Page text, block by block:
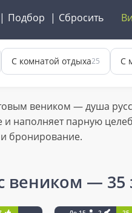
Подбор Сбросить
С комнатой отдыха25 С
веником — душа
наполняет парную
бронирование.
веником — 35